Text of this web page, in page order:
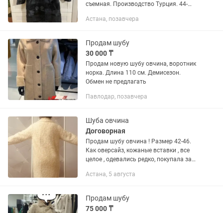
съемная. Производство Турция. 44-
Астана, позавчера
Продам шубу
30 000 ₸
Продам новую шубу овчина, воротник
норка. Длина 110 см. Демисезон.
Обмен не предлагать
Павлодар, позавчера
Шуба овчина
Договорная
Продам шубу овчина ! Размер 42-46.
Как оверсайз, кожаные вставки , все
целое , одевались редко, покупала за
комплекте . Цена 20тыс тг.можно торг!
Астана, 5 августа
Продам шубу
75 000 ₸